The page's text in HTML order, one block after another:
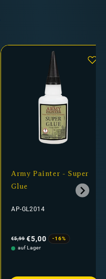
Army Painter - Super
Glue
AP-GL2014
Preis
€5,99 €5,00
-16%
auf Lager